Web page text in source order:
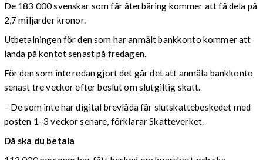
De 183 000 svenskar som får återbäring kommer att få dela på
2,7 miljarder kronor.
Utbetalningen för den som har anmält bankkonto kommer att
landa på kontot senast på fredagen.
För den som inte redan gjort det går det att anmäla bankkonto
senast tre veckor efter beslut om slutgiltig skatt.
– De som inte har digital brevlåda får slutskattebeskedet med
posten 1–3 veckor senare, förklarar Skatteverket.
Då ska du betala